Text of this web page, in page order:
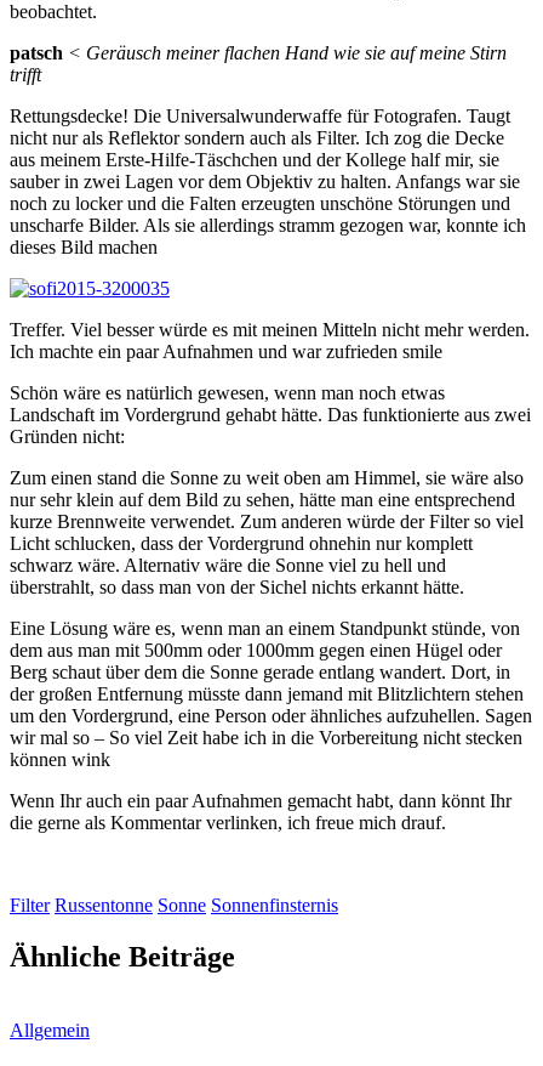
beobachtet.
patsch < Geräusch meiner flachen Hand wie sie auf meine Stirn
trifft
Rettungsdecke! Die Universalwunderwaffe für Fotografen. Taugt
nicht nur als Reflektor sondern auch als Filter. Ich zog die Decke
aus meinem Erste-Hilfe-Täschchen und der Kollege half mir, sie
sauber in zwei Lagen vor dem Objektiv zu halten. Anfangs war sie
noch zu locker und die Falten erzeugten unschöne Störungen und
unscharfe Bilder. Als sie allerdings stramm gezogen war, konnte ich
dieses Bild machen
Treffer. Viel besser würde es mit meinen Mitteln nicht mehr werden.
Ich machte ein paar Aufnahmen und war zufrieden smile
Schön wäre es natürlich gewesen, wenn man noch etwas
Landschaft im Vordergrund gehabt hätte. Das funktionierte aus zwei
Gründen nicht:
Zum einen stand die Sonne zu weit oben am Himmel, sie wäre also
nur sehr klein auf dem Bild zu sehen, hätte man eine entsprechend
kurze Brennweite verwendet. Zum anderen würde der Filter so viel
Licht schlucken, dass der Vordergrund ohnehin nur komplett
schwarz wäre. Alternativ wäre die Sonne viel zu hell und
überstrahlt, so dass man von der Sichel nichts erkannt hätte.
Eine Lösung wäre es, wenn man an einem Standpunkt stünde, von
dem aus man mit 500mm oder 1000mm gegen einen Hügel oder
Berg schaut über dem die Sonne gerade entlang wandert. Dort, in
der großen Entfernung müsste dann jemand mit Blitzlichtern stehen
um den Vordergrund, eine Person oder ähnliches aufzuhellen. Sagen
wir mal so – So viel Zeit habe ich in die Vorbereitung nicht stecken
können wink
Wenn Ihr auch ein paar Aufnahmen gemacht habt, dann könnt Ihr
die gerne als Kommentar verlinken, ich freue mich drauf.
Filter Russentonne Sonne Sonnenfinsternis
Ähnliche Beiträge
Allgemein